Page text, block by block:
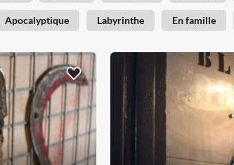
Apocalyptique Labyrinthe En famille